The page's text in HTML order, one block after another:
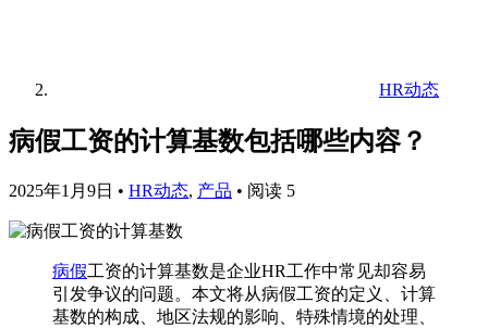
HR动态
病假工资的计算基数包括哪些内容？
2025年1月9日 • HR动态, 产品 • 阅读 5
病假工资的计算基数是企业HR工作中常见却容易
引发争议的问题。本文将从病假工资的定义、计算
基数的构成、地区法规的影响、特殊情境的处理、